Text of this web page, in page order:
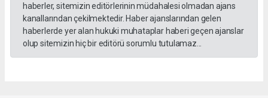
haberler, sitemizin editörlerinin müdahalesi olmadan ajans
kanallarından çekilmektedir. Haber ajanslarından gelen
haberlerde yer alan hukuki muhataplar haberi geçen ajanslar
olup sitemizin hiç bir editörü sorumlu tutulamaz...